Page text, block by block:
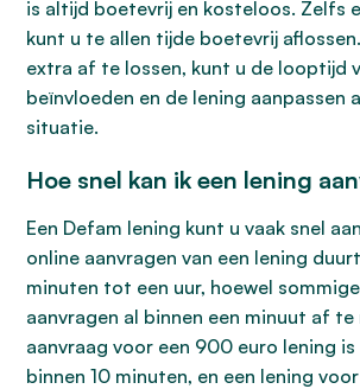
is altijd boetevrij en kosteloos. Zelfs
kunt u te allen tijde boetevrij
extra af te lossen, kunt u de looptijd
beïnvloeden en de lening aanpassen
situatie.
Hoe snel kan ik een lening
Een Defam lening kunt u vaak snel
online aanvragen van een lening
minuten tot een uur, hoewel
aanvragen al binnen een minuut af te
aanvraag voor een 900 euro lening
binnen 10 minuten, en een lening